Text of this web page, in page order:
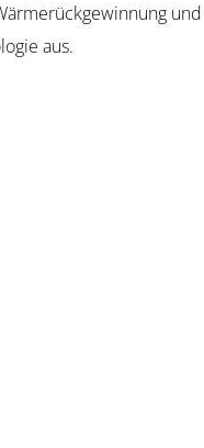
aus.